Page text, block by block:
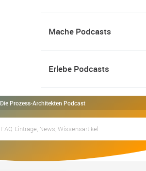
Mache Podcasts
Erlebe Podcasts
Die Prozess-Architekten Podcast